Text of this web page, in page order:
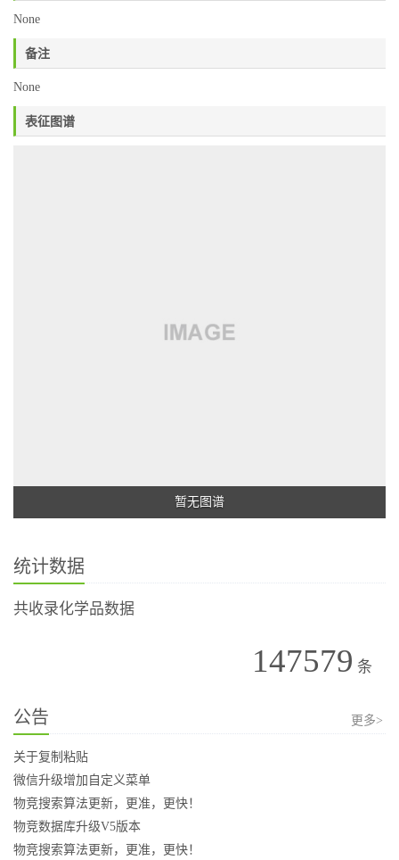
None
备注
None
表征图谱
暂无图谱
统计数据
共收录化学品数据
147579 条
公告 更多>
关于复制粘贴
微信升级增加自定义菜单
物竞搜索算法更新，更准，更快！
物竞数据库升级V5版本
物竞搜索算法更新，更准，更快！